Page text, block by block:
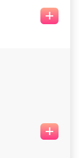
+
+